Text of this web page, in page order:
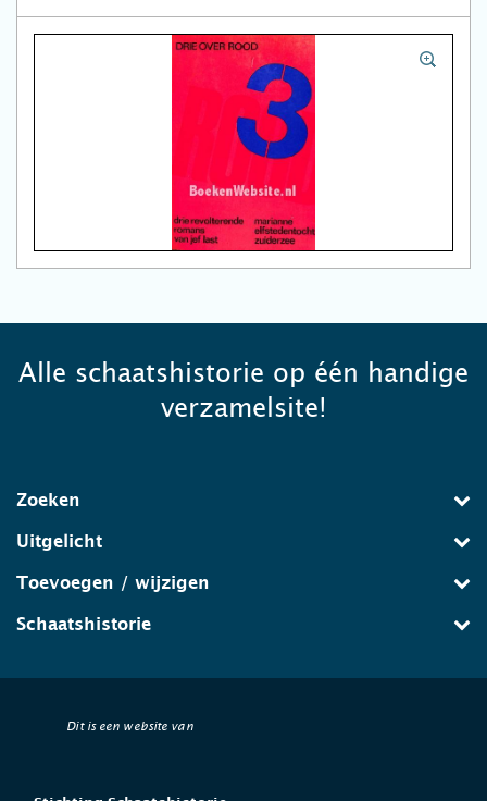
Alle schaatshistorie op één handige
verzamelsite!
Zoeken
Uitgelicht
Toevoegen / wijzigen
Schaatshistorie
Dit is een website van